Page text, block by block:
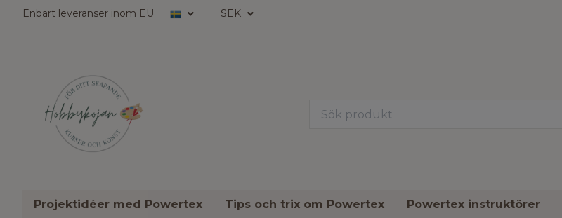
Enbart leveranser inom EU SEK
Projektidéer med Powertex Tips och trix om Powertex Powertex instruktörer